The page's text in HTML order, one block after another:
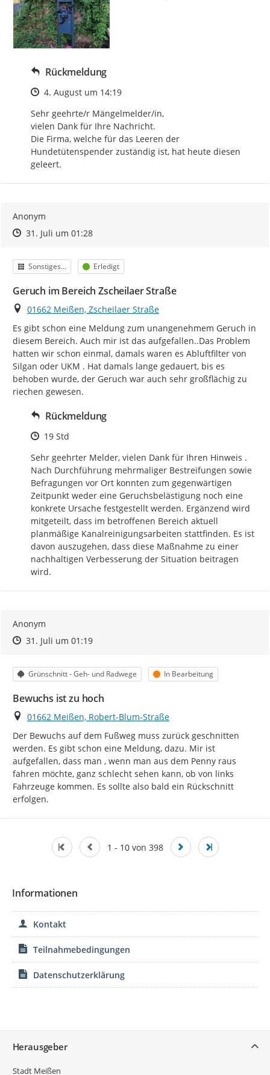
Rückmeldung
Zeitpunkt des Erstellens
4. August um 14:19
Sehr geehrte/r Mängelmelder/in,
vielen Dank für Ihre Nachricht.
Die Firma, welche für das Leeren der
Hundetütenspender zuständig ist, hat heute diesen
geleert.
Anonym
Zeitpunkt des Erstellens
Zeitpunkt des Erstellens
31. Juli um 01:28Zur Äußerung
Kategorie
Sonstiges... Status
Erledigt
Geruch im Bereich Zscheilaer Straße
Ort
01662 Meißen, Zscheilaer Straße
Es gibt schon eine Meldung zum unangenehmem Geruch in
diesem Bereich. Auch mir ist das aufgefallen..Das Problem
hatten wir schon einmal, damals waren es Abluftfilter von
Silgan oder UKM . Hat damals lange gedauert, bis es
behoben wurde, der Geruch war auch sehr großflächig zu
riechen gewesen.
Rückmeldung
Zeitpunkt des Erstellens
19 Std
Sehr geehrter Melder, vielen Dank für Ihren Hinweis .
Nach Durchführung mehrmaliger Bestreifungen sowie
Befragungen vor Ort konnten zum gegenwärtigen
Zeitpunkt weder eine Geruchsbelästigung noch eine
konkrete Ursache festgestellt werden. Ergänzend wird
mitgeteilt, dass im betroffenen Bereich aktuell
planmäßige Kanalreinigungsarbeiten stattfinden. Es ist
davon auszugehen, dass diese Maßnahme zu einer
nachhaltigen Verbesserung der Situation beitragen
wird.
Anonym
Zeitpunkt des Erstellens
Zeitpunkt des Erstellens
31. Juli um 01:19Zur Äußerung
Kategorie
Grünschnitt - Geh- und Radwege Status
In Bearbeitung
Bewuchs ist zu hoch
Ort
01662 Meißen, Robert-Blum-Straße
Der Bewuchs auf dem Fußweg muss zurück geschnitten
werden. Es gibt schon eine Meldung, dazu. Mir ist
aufgefallen, dass man , wenn man aus dem Penny raus
fahren möchte, ganz schlecht sehen kann, ob von links
Fahrzeuge kommen. Es sollte also bald ein Rückschnitt
erfolgen.
1 - 10 von 398
Informationen
Kontakt
Teilnahmebedingungen
Datenschutzerklärung
Herausgeber
Stadt Meißen